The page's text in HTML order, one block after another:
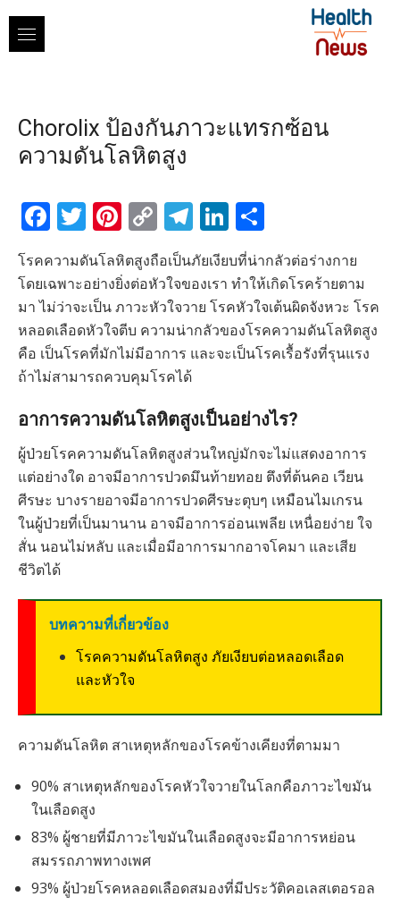
content
Chorolix ป้องกันภาวะแทรกซ้อน
ความดันโลหิตสูง
Facebook
Twitter
Pinterest
Copy
Link
Telegram
LinkedIn
โรคความดันโลหิตสูงถือเป็นภัยเงียบที่น่ากลัวต่อร่างกาย
โดยเฉพาะอย่างยิ่งต่อหัวใจของเรา ทำให้เกิดโรคร้ายตาม
มา ไม่ว่าจะเป็น ภาวะหัวใจวาย โรคหัวใจเต้นผิดจังหวะ โรค
หลอดเลือดหัวใจตีบ ความน่ากลัวของโรคความดันโลหิตสูง
คือ เป็นโรคที่มักไม่มีอาการ และจะเป็นโรคเรื้อรังที่รุนแรง
ถ้าไม่สามารถควบคุมโรคได้
อาการความดันโลหิตสูงเป็นอย่างไร?
ผู้ป่วยโรคความดันโลหิตสูงส่วนใหญ่มักจะไม่แสดงอาการ
แต่อย่างใด อาจมีอาการปวดมึนท้ายทอย ตึงที่ต้นคอ เวียน
ศีรษะ บางรายอาจมีอาการปวดศีรษะตุบๆ เหมือนไมเกรน
ในผู้ป่วยที่เป็นมานาน อาจมีอาการอ่อนเพลีย เหนื่อยง่าย ใจ
สั่น นอนไม่หลับ และเมื่อมีอาการมากอาจโคมา และเสีย
ชีวิตได้
บทความที่เกี่ยวข้อง
โรคความดันโลหิตสูง ภัยเงียบต่อหลอดเลือด
และหัวใจ
ความดันโลหิต สาเหตุหลักของโรคข้างเคียงที่ตามมา
90% สาเหตุหลักของโรคหัวใจวายในโลกคือภาวะไขมัน
ในเลือดสูง
83% ผู้ชายที่มีภาวะไขมันในเลือดสูงจะมีอาการหย่อน
สมรรถภาพทางเพศ
93% ผู้ป่วยโรคหลอดเลือดสมองที่มีประวัติคอเลสเตอรอล